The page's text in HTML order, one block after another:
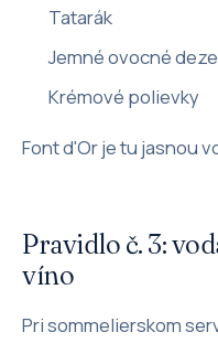
Tatarák
Jemné ovocné
Krémové polievky
Font d'Or je tu jasnou
Pravidlo č. 3:
víno
Pri sommelierskom